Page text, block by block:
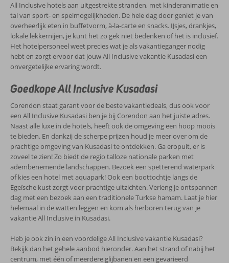
All Inclusive hotels aan uitgestrekte stranden, met kinderanimatie en
tal van sport- en spelmogelijkheden. De hele dag door geniet je van
overheerlijk eten in buffetvorm, à-la-carte en snacks. IJsjes, drankjes,
lokale lekkernijen, je kunt het zo gek niet bedenken of het is inclusief.
Het hotelpersoneel weet precies wat je als vakantieganger nodig
hebt en zorgt ervoor dat jouw All Inclusive vakantie Kusadasi een
onvergetelijke ervaring wordt.
Goedkope All Inclusive Kusadasi
Corendon staat garant voor de beste vakantiedeals, dus ook voor
een All Inclusive Kusadasi ben je bij Corendon aan het juiste adres.
Naast alle luxe in de hotels, heeft ook de omgeving een hoop moois
te bieden. En dankzij de scherpe prijzen houd je meer over om de
prachtige omgeving van Kusadasi te ontdekken. Ga eropuit, er is
zoveel te zien! Zo biedt de regio talloze nationale parken met
adembenemende landschappen. Bezoek een spetterend waterpark
of kies een hotel met aquapark! Ook een boottochtje langs de
Egeïsche kust zorgt voor prachtige uitzichten. Verleng je ontspannen
dag met een bezoek aan een traditionele Turkse hamam. Laat je hier
helemaal in de watten leggen en kom als herboren terug van je
vakantie All Inclusive in Kusadasi.
Heb je ook zin in een voordelige All Inclusive vakantie Kusadasi?
Bekijk dan het gehele aanbod hieronder. Aan het strand of nabij het
centrum, met één of meerdere glijbanen en een gevarieerd